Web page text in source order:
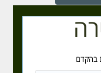
בהקדם